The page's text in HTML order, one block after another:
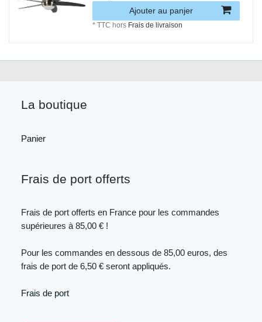
Ajouter au panjer
*TTC hors Frais de livraison
La boutique
Panier
Frais de port offerts
Frais de port offerts en France pour les commandes
supérieures à 85,00 € !
Pour les commandes en dessous de 85,00 euros, des
frais de port de 6,50 € seront appliqués.
Frais de port